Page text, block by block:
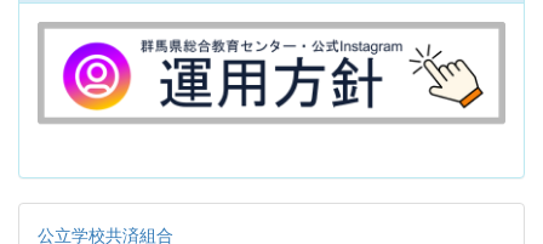
公立学校共済組合